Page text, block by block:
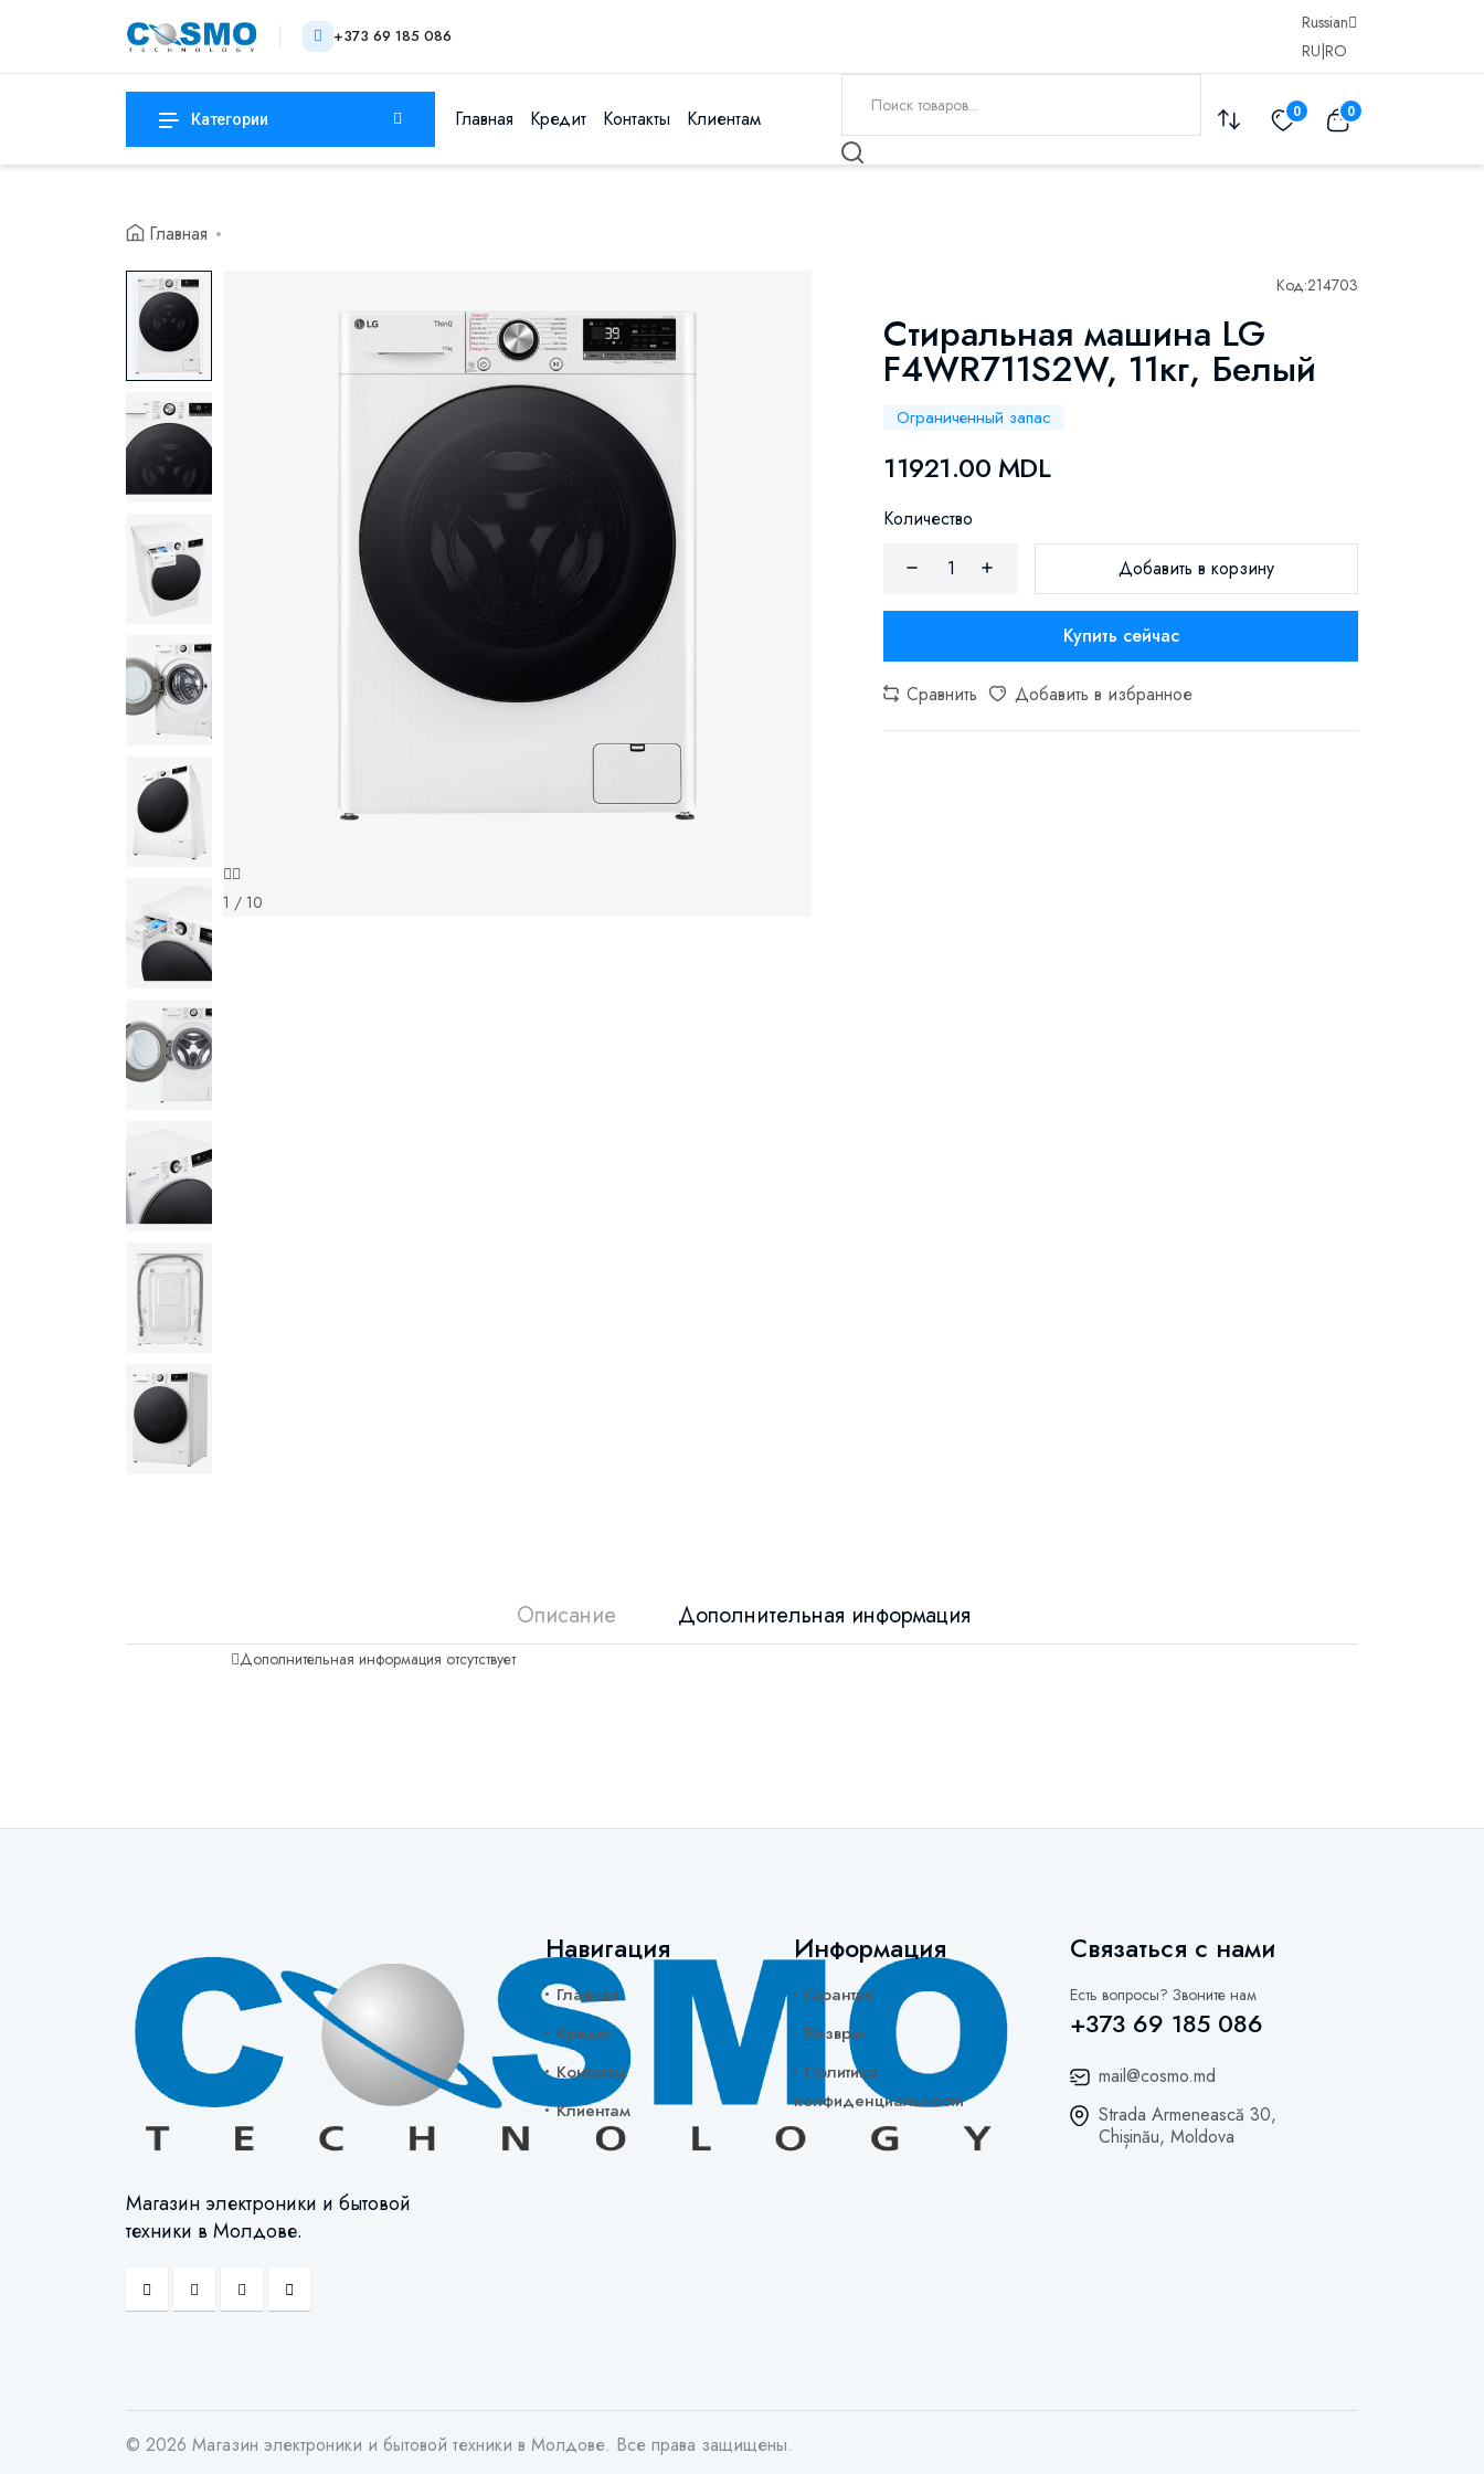
+373 69 185 086
Russian
RU RO
Категории Главная Кредит Контакты Клиентам 0 0
Главная
1 / 10
Код:214703
Стиральная машина LG
F4WR711S2W, 11кг, Белый
Ограниченный запас
11921.00 MDL
Количество
Добавить в корзину
Купить сейчас
Сравнить Добавить в избранное
Описание Дополнительная информация
Дополнительная информация отсутствует
Магазин электроники и бытовой
техники в Молдове.
Навигация
Главная
Кредит
Контакты
Клиентам
Информация
Гарантия
Возврат
Политика
конфиденциальности
Связаться с нами
Есть вопросы? Звоните нам
+373 69 185 086
mail@cosmo.md
Strada Armenească 30,
Chișinău, Moldova
© 2026 Магазин электроники и бытовой техники в Молдове. Все права защищены.